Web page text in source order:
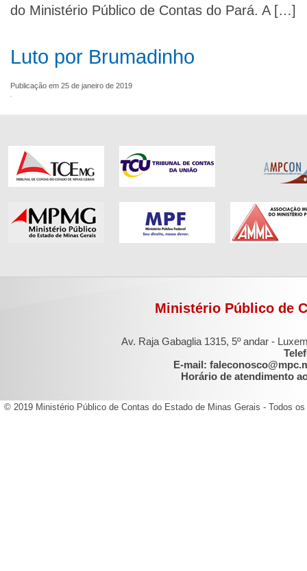
do Ministério Público de Contas do Pará. A […]
Luto por Brumadinho
Publicação em 25 de janeiro de 2019
Ministério Público de
Av. Raja Gabaglia 1315, 5º andar -
E-mail:
Horário de atendimento
© 2019 Ministério Público de Contas do Estado de Minas Gerais - Todos